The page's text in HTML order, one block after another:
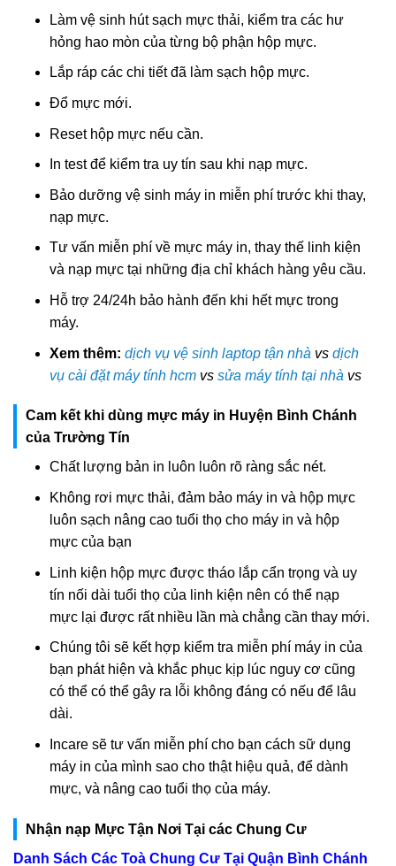
Làm vệ sinh hút sạch mực thải, kiểm tra các hư
hỏng hao mòn của từng bộ phận hộp mực.
Lắp ráp các chi tiết đã làm sạch hộp mực.
Đổ mực mới.
Reset hộp mực nếu cần.
In test để kiểm tra uy tín sau khi nạp mực.
Bảo dưỡng vệ sinh máy in miễn phí trước khi thay,
nạp mực.
Tư vấn miễn phí về mực máy in, thay thế linh kiện
và nạp mực tại những địa chỉ khách hàng yêu cầu.
Hỗ trợ 24/24h bảo hành đến khi hết mực trong
máy.
Xem thêm: dịch vụ vệ sinh laptop tận nhà vs dịch
vụ cài đặt máy tính hcmvs sửa máy tính tại nhà vs
Cam kết khi dùng mực máy in Huyện Bình Chánh
của Trường Tín
Chất lượng bản in luôn luôn rõ ràng sắc nét.
Không rơi mực thải, đảm bảo máy in và hộp mực
luôn sạch nâng cao tuổi thọ cho máy in và hộp
mực của bạn
Linh kiện hộp mực được tháo lắp cẩn trọng và uy
tín nối dài tuổi thọ của linh kiện nên có thể nạp
mực lại được rất nhiều lần mà chẳng cần thay mới.
Chúng tôi sẽ kết hợp kiểm tra miễn phí máy in của
bạn phát hiện và khắc phục kịp lúc nguy cơ cũng
có thể có thể gây ra lỗi không đáng có nếu để lâu
dài.
Incare sẽ tư vấn miễn phí cho bạn cách sữ dụng
máy in của mình sao cho thật hiệu quả, để dành
mực, và nâng cao tuổi thọ của máy.
Nhận nạp Mực Tận Nơi Tại các Chung Cư
Danh Sách Các Toà Chung Cư Tại Quận Bình Chánh